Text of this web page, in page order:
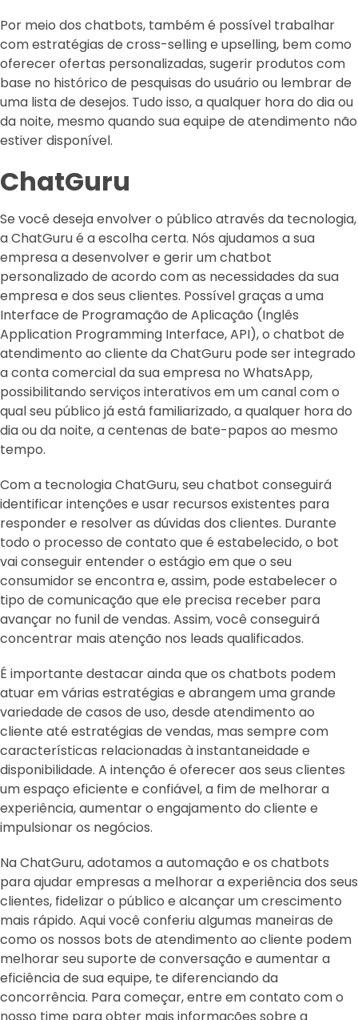
Por meio dos chatbots, também é possível trabalhar
com estratégias de cross-selling e upselling, bem como
oferecer ofertas personalizadas, sugerir produtos com
base no histórico de pesquisas do usuário ou lembrar de
uma lista de desejos. Tudo isso, a qualquer hora do dia ou
da noite, mesmo quando sua equipe de atendimento não
estiver disponível.
ChatGuru
Se você deseja envolver o público através da tecnologia,
a ChatGuru é a escolha certa. Nós ajudamos a sua
empresa a desenvolver e gerir um chatbot
personalizado de acordo com as necessidades da sua
empresa e dos seus clientes. Possível graças a uma
Interface de Programação de Aplicação (Inglês
Application Programming Interface, API), o chatbot de
atendimento ao cliente da ChatGuru pode ser integrado
a conta comercial da sua empresa no WhatsApp,
possibilitando serviços interativos em um canal com o
qual seu público já está familiarizado, a qualquer hora do
dia ou da noite, a centenas de bate-papos ao mesmo
tempo.
Com a tecnologia ChatGuru, seu chatbot conseguirá
identificar intenções e usar recursos existentes para
responder e resolver as dúvidas dos clientes. Durante
todo o processo de contato que é estabelecido, o bot
vai conseguir entender o estágio em que o seu
consumidor se encontra e, assim, pode estabelecer o
tipo de comunicação que ele precisa receber para
avançar no funil de vendas. Assim, você conseguirá
concentrar mais atenção nos leads qualificados.
É importante destacar ainda que os chatbots podem
atuar em várias estratégias e abrangem uma grande
variedade de casos de uso, desde atendimento ao
cliente até estratégias de vendas, mas sempre com
características relacionadas à instantaneidade e
disponibilidade. A intenção é oferecer aos seus clientes
um espaço eficiente e confiável, a fim de melhorar a
experiência, aumentar o engajamento do cliente e
impulsionar os negócios.
Na ChatGuru, adotamos a automação e os chatbots
para ajudar empresas a melhorar a experiência dos seus
clientes, fidelizar o público e alcançar um crescimento
mais rápido. Aqui você conferiu algumas maneiras de
como os nossos bots de atendimento ao cliente podem
melhorar seu suporte de conversação e aumentar a
eficiência de sua equipe, te diferenciando da
concorrência. Para começar, entre em contato com o
nosso time para obter mais informações sobre a